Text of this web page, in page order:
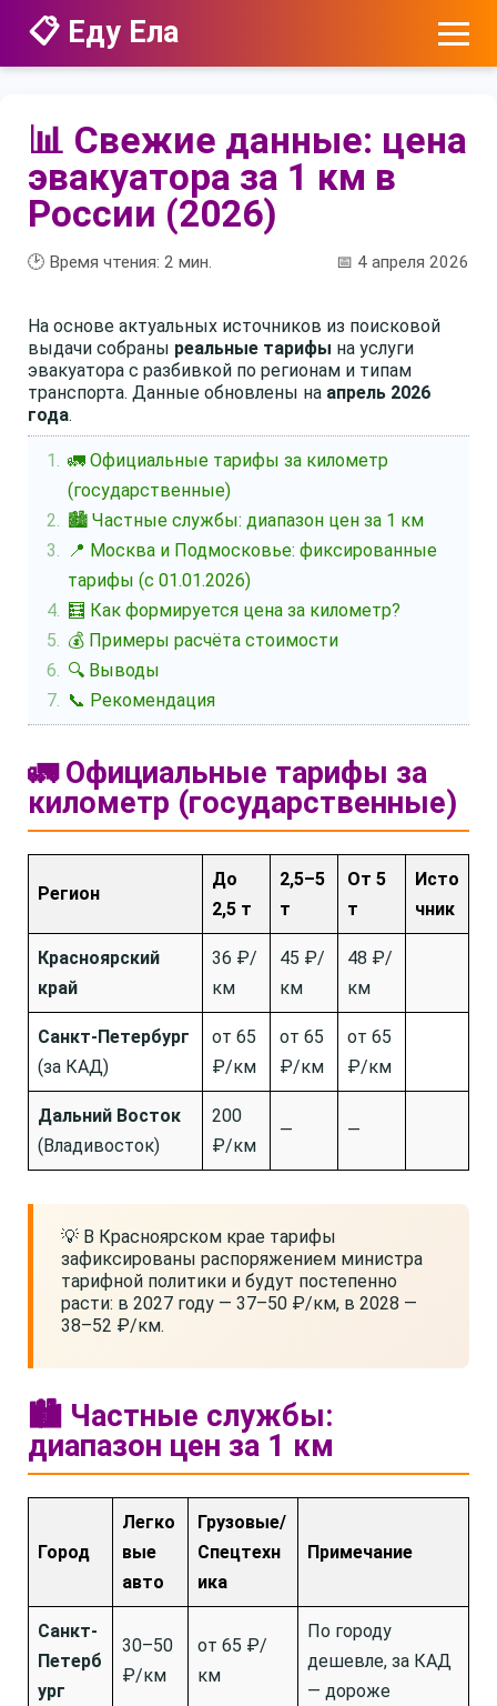
📋 Еду Ела
📊 Свежие данные: цена
эвакуатора за 1 км в
России (2026)
🕑 Время чтения: 2 мин. 📅 4 апреля 2026
На основе актуальных источников из поисковой
выдачи собраны реальные тарифы на услуги
эвакуатора с разбивкой по регионам и типам
транспорта. Данные обновлены на апрель 2026
года.
🚛 Официальные тарифы за километр
(государственные)
🏙️ Частные службы: диапазон цен за 1 км
📍 Москва и Подмосковье: фиксированные
тарифы (с 01.01.2026)
🧮 Как формируется цена за километр?
💰 Примеры расчёта стоимости
🔍 Выводы
📞 Рекомендация
🚛 Официальные тарифы за
километр (государственные)
Регион
До
2,5 т
2,5–5
т
От 5
т
Исто
чник
Красноярский
край
36 ₽/
км
45 ₽/
км
48 ₽/
км
Санкт-Петербург
(за КАД)
от 65
₽/км
от 65
₽/км
от 65
₽/км
Дальний Восток
(Владивосток)
200
₽/км
— —
💡 В Красноярском крае тарифы
зафиксированы распоряжением министра
тарифной политики и будут постепенно
расти: в 2027 году — 37–50 ₽/км, в 2028 —
38–52 ₽/км.
🏙️ Частные службы:
диапазон цен за 1 км
Город
Легко
вые
авто
Грузовые/
Спецтехн
ика
Примечание
Санкт-
Петерб
ург
30–50
₽/км
от 65 ₽/
км
По городу
дешевле, за КАД
— дороже